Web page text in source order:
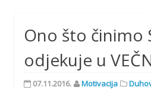
Ono što činimo
odjekuje u
07.11.2016. Motivacija